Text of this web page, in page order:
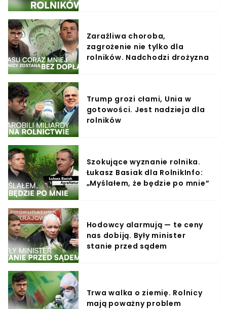
Zaraźliwa choroba,
zagrożenie nie tylko dla
rolników. Nadchodzi drożyzna
Trump grozi cłami, Unia w
gotowości. Jest nadzieja dla
rolników
Szokujące wyznanie rolnika.
Łukasz Basiak dla RolnikInfo:
„Myślałem, że będzie po mnie”
Hodowcy alarmują — te ceny
nas dobiją. Były minister
stanie przed sądem
Trwa walka o ziemię. Rolnicy
mają poważny problem